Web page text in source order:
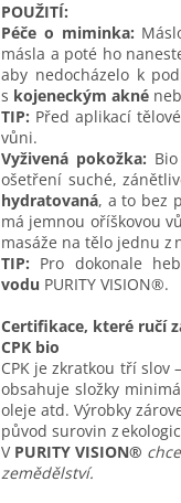
POUŽITÍ:
Péče o miminka:
másla a poté ho
aby nedocházelo k
s kojeneckým akné
TIP: Před aplikací
vůni.
Vyživená pokožka:
ošetření suché,
hydratovaná, a to bez
má jemnou oříškovou
masáže na tělo jednu z
TIP: Pro dokonale
vodu PURITY VISION®.
Certifikace, které ručí
CPK bio
CPK je zkratkou tří
obsahuje složky
oleje atd. Výrobky
původ surovin z
V PURITY VISION®
zemědělství.